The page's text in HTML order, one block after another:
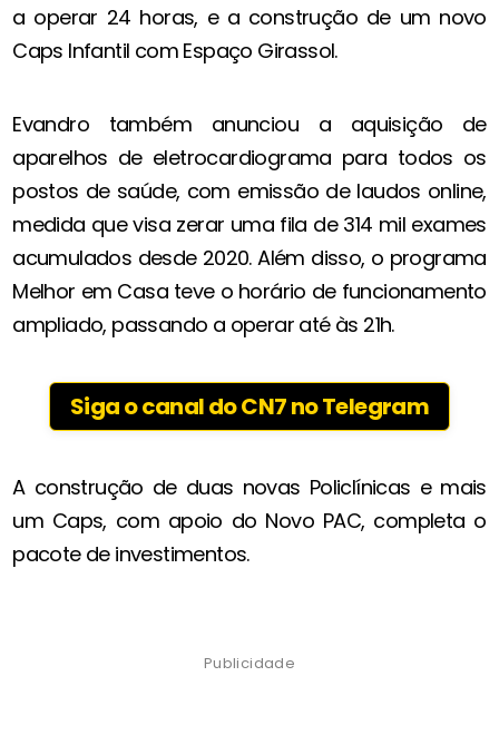
a operar 24 horas, e a construção de um novo
Caps Infantil com Espaço Girassol.
Evandro também anunciou a aquisição de
aparelhos de eletrocardiograma para todos os
postos de saúde, com emissão de laudos online,
medida que visa zerar uma fila de 314 mil exames
acumulados desde 2020. Além disso, o programa
Melhor em Casa teve o horário de funcionamento
ampliado, passando a operar até às 21h.
Siga o canal do CN7 no Telegram
A construção de duas novas Policlínicas e mais
um Caps, com apoio do Novo PAC, completa o
pacote de investimentos.
Publicidade